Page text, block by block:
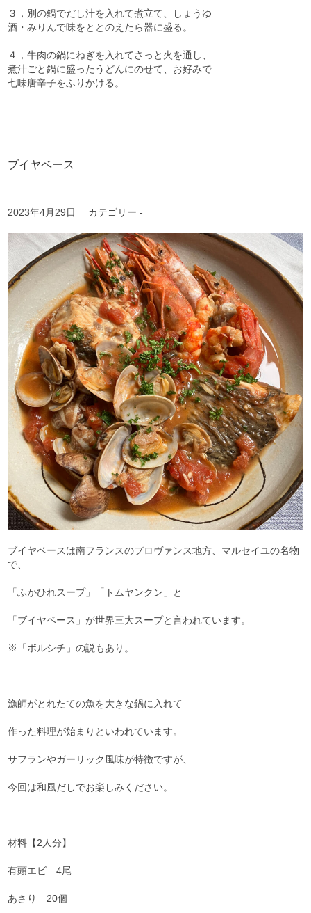
３，別の鍋でだし汁を入れて煮立て、しょうゆ
酒・みりんで味をととのえたら器に盛る。
４，牛肉の鍋にねぎを入れてさっと火を通し、
煮汁ごと鍋に盛ったうどんにのせて、お好みで
七味唐辛子をふりかける。
ブイヤベース
2023年4月29日 カテゴリー -
ブイヤベースは南フランスのプロヴァンス地方、マルセイユの名物
で、
「ふかひれスープ」「トムヤンクン」と
「ブイヤベース」が世界三大スープと言われています。
※「ボルシチ」の説もあり。
漁師がとれたての魚を大きな鍋に入れて
作った料理が始まりといわれています。
サフランやガーリック風味が特徴ですが、
今回は和風だしでお楽しみください。
材料【2人分】
有頭エビ 4尾
あさり 20個